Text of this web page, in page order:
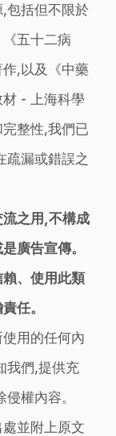
包括但不限於
《五十二病
,以及《中藥
- 上海科學
整性,我們已
疏漏或錯誤之
之用,不構成
廣告宣傳。
、使用此類
任。
用的任何內
我們,提供充
權內容。
並附上原文